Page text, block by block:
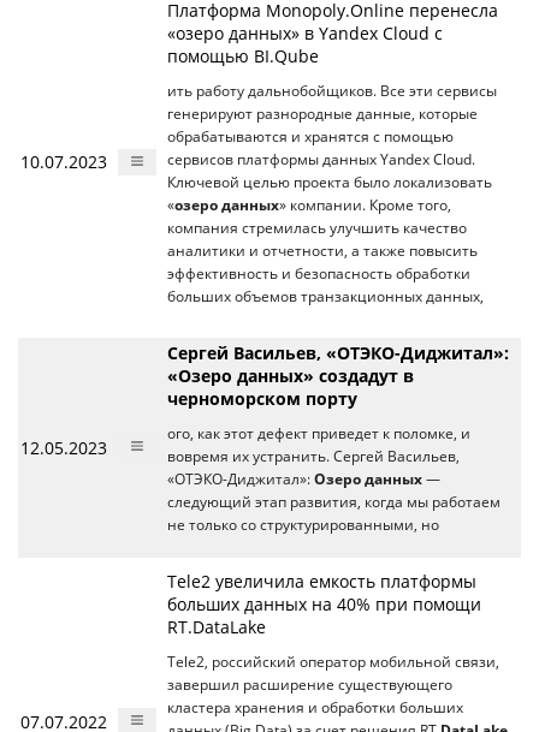
10.07.2023
Платформа Monopoly.Online перенесла
«озеро данных» в Yandex Cloud с
помощью BI.Qube
ить работу дальнобойщиков. Все эти сервисы
генерируют разнородные данные, которые
обрабатываются и хранятся с помощью
сервисов платформы данных Yandex Cloud.
Ключевой целью проекта было локализовать
«озеро данных» компании. Кроме того,
компания стремилась улучшить качество
аналитики и отчетности, а также повысить
эффективность и безопасность обработки
больших объемов транзакционных данных,
12.05.2023
Сергей Васильев, «ОТЭКО-Диджитал»:
«Озеро данных» создадут в
черноморском порту
ого, как этот дефект приведет к поломке, и
вовремя их устранить. Сергей Васильев,
«ОТЭКО-Диджитал»: Озеро данных —
следующий этап развития, когда мы работаем
не только со структурированными, но
07.07.2022
Tele2 увеличила емкость платформы
больших данных на 40% при помощи
RT.DataLake
Tele2, российский оператор мобильной связи,
завершил расширение существующего
кластера хранения и обработки больших